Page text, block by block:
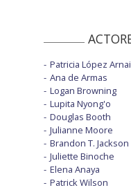
Patricia López
Ana de Armas
Logan Browning
Lupita Nyong'o
Douglas Booth
Julianne Moore
Brandon T. Jackson
Juliette Binoche
Elena Anaya
Patrick Wilson